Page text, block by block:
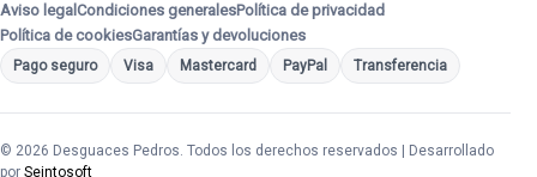
Aviso legal Condiciones generalesPolítica de privacidad
Política de cookiesGarantías y devoluciones
Pago seguro Visa Mastercard PayPal Transferencia
© 2026 Desguaces Pedros. Todos los derechos reservados | Desarrollado
por Seintosoft